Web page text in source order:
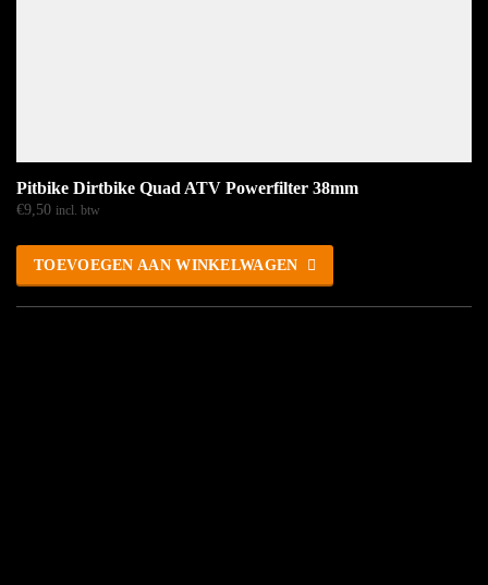
Pitbike Dirtbike Quad ATV Powerfilter 38mm
€9,50 incl. btw
TOEVOEGEN AAN WINKELWAGEN